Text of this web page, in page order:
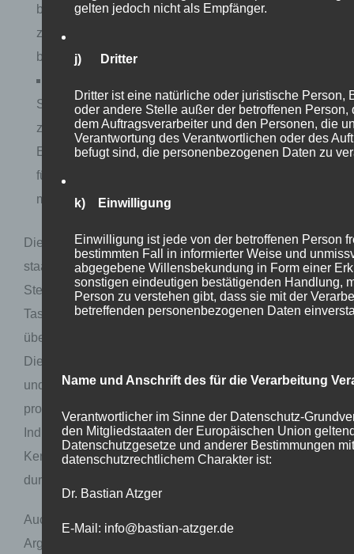
betriebsinternen Bearbeitung und Abrechnung
zusätzlich an. Wer für eine CO2-Bepreisung ist,
befürwortet somit eine massive Bürokratie.
Schritt entlang der Wertschöpfungskette und tragen
zu einer massiven Verteuerung der Endpreise bei.
Endverbraucherpreise würden unkalkulierbar. Wer
für eine CO2-Bepreisung ist, befürwortet somit eine
massive Teuerung.
Die Wirtschaft stellt sich seit Jahren gegen die
staatliche Praxis, erst den Leistungsträgern mit
Steuern und Zwangsabgaben das Geld aus der
Tasche zu ziehen, um es dann staatlich koordiniert
über Fördermittel und Subventionen umzuverteilen.
Diese Praxis entspricht der eines Disziplinierungs-
und Erziehungsmodells, da am Ende nur diejenigen
profitieren, die blinden Staatsgehorsam üben.
Individuelle Freiheit und Eigenverantwortung, zwei
Kernsäulen der sozialen Marktwirtschaft, werden hier
durch die ideologische Gießkanne ersetzt.
Auch das oft von Nicht-Ökonomen zu hörende
Argument der „Marktpreisbildung“ ist absurd und leicht
gelten jedoch nicht als Empfänger.
j) Dritter
Dritter ist eine natürliche oder juristische Person,
oder andere Stelle außer der betroffenen Person,
dem Auftragsverarbeiter und den Personen, die
Verantwortung des Verantwortlichen oder des
befugt sind, die personenbezogenen Daten zu
k) Einwilligung
Einwilligung ist jede von der betroffenen Person
bestimmten Fall in informierter Weise und
abgegebene Willensbekundung in Form einer
sonstigen eindeutigen bestätigenden Handlung,
Person zu verstehen gibt, dass sie mit der
betreffenden personenbezogenen Daten
Name und Anschrift des für die Verarbeitung
Verantwortlicher im Sinne der Datenschutz-
den Mitgliedstaaten der Europäischen Union
Datenschutzgesetze und anderer Bestimmungen mit
datenschutzrechtlichem Charakter ist:
Dr. Bastian Atzger
E-Mail: info@bastian-atzger.de